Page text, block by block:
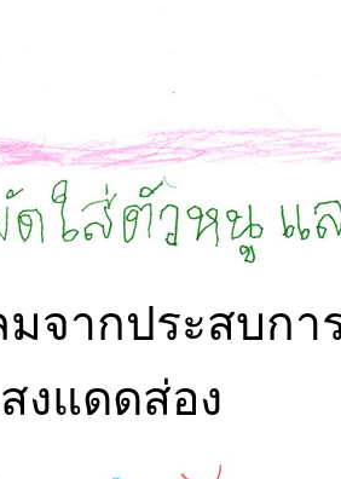
จากประสบก
งแดดส่อง